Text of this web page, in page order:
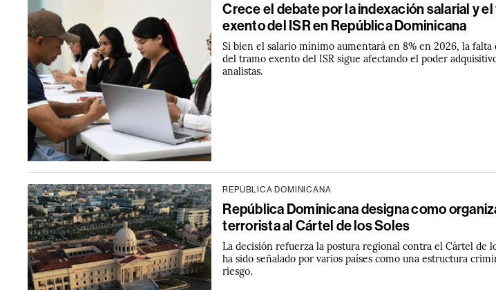
Crece el debate por la indexación salarial y
exento del ISR en República Dominicana
Si bien el salario mínimo aumentará en 8% en 2026, la falta
del tramo exento del ISR sigue afectando el poder
analistas.
REPÚBLICA DOMINICANA
República Dominicana designa como
terrorista al Cártel de los Soles
La decisión refuerza la postura regional contra el Cártel de
ha sido señalado por varios países como una estructura
riesgo.